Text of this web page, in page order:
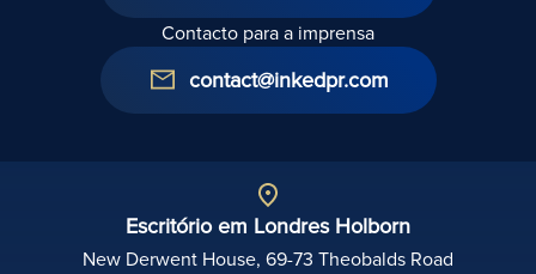
Contacto para a imprensa
contact@inkedpr.com
Escritório em Londres Holborn
New Derwent House, 69-73 Theobalds Road